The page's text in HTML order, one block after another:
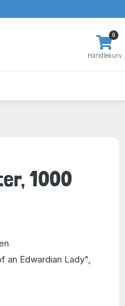
Handlekurv
0
1000
Edwardian Lady",